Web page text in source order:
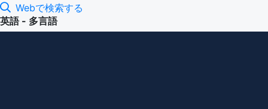
Webで検索する
英語 - 多言語